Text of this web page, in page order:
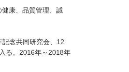
康、品質管理、誠
念共同研究会、12
る。2016年～2018年